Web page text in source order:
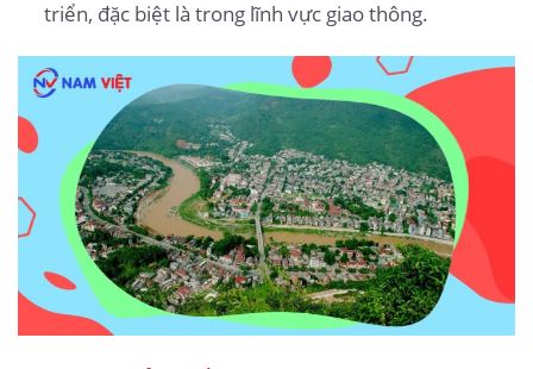
triển, đặc biệt là trong lĩnh vực giao thông.